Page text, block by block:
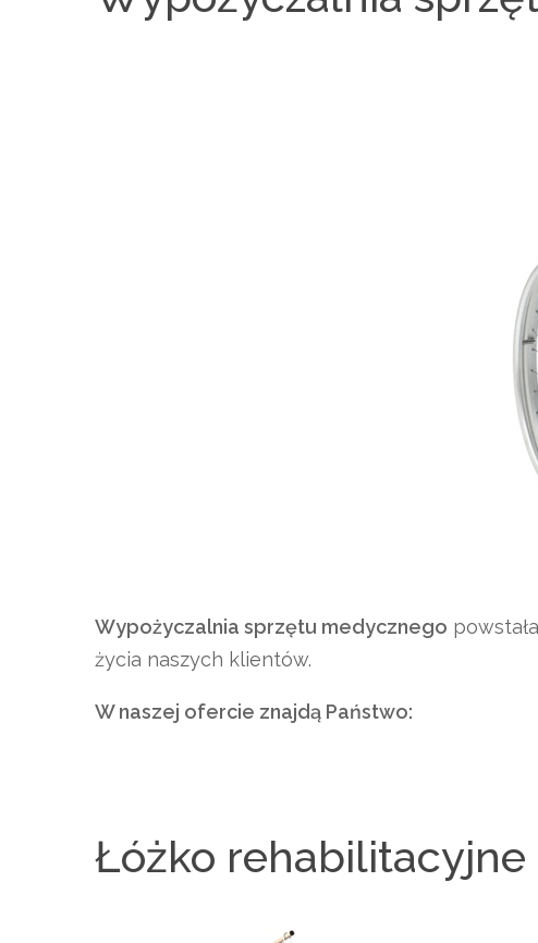
Wypożyczalnia sprzętu medycznego
życia naszych klientów.
W naszej ofercie znajdą Państwo:
Łóżko rehabilitacyjne